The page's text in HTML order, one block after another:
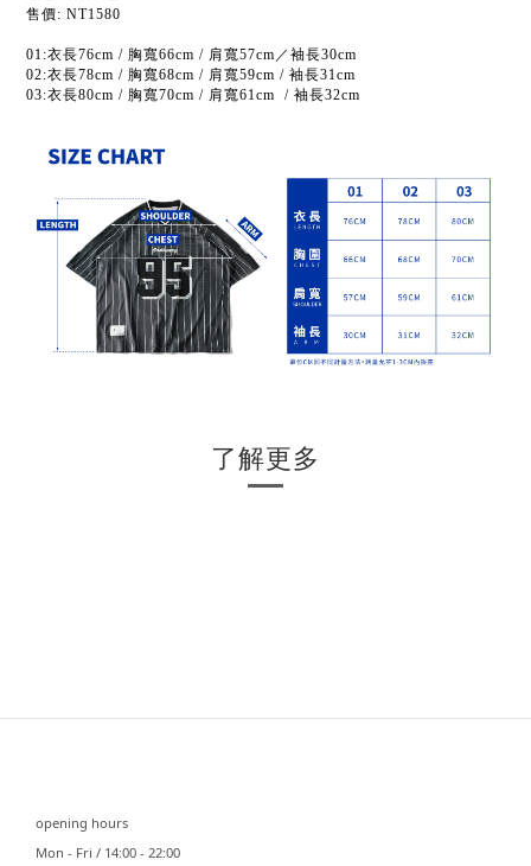
售價: NT1580
01:衣長76cm / 胸寬66cm / 肩寬57cm／袖長30cm
02:衣長78cm / 胸寬68cm / 肩寬59cm / 袖長31cm
03:衣長80cm / 胸寬70cm / 肩寬61cm / 袖長32cm
了解更多
opening hours
Mon - Fri / 14:00 - 22:00